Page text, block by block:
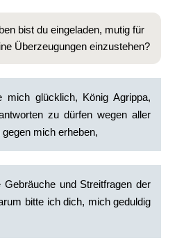
bist du eingeladen, mutig für
Überzeugungen einzustehen?
mich glücklich, König Agrippa,
zu dürfen wegen aller
mich erheben,
Gebräuche und Streitfragen der
bitte ich dich, mich geduldig